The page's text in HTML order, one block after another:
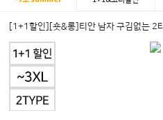
[1+1할인][숏&롱]티안 남자 구김없는 2